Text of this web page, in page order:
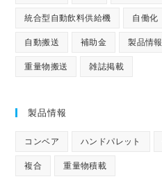
統合型自動飲料供給機 自働化
自動搬送 補助金 製品情報
重量物搬送 雑誌掲載
製品情報
コンベア ハンドパレット
複合 重量物積載